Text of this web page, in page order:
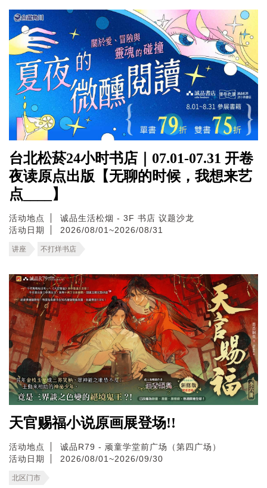
台北松菸24小时书店｜07.01-07.31 开卷
夜读原点出版【无聊的时候，我想来艺
点____】
活动地点
诚品生活松烟 - 3F 书店 议题沙龙
活动日期
2026/08/01~2026/08/31
讲座 不打烊书店
天官赐福小说原画展登场!!
活动地点
诚品R79 - 顽童学堂前广场（第四广场）
活动日期
2026/08/01~2026/09/30
北区门市